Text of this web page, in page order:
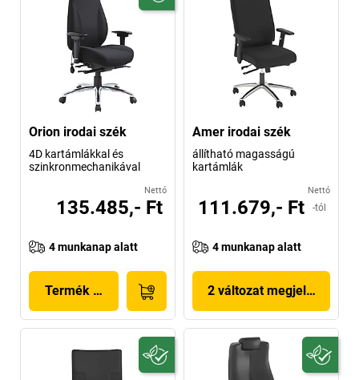
Orion irodai szék
4D kartámlákkal és
szinkronmechanikával
Nettó
135.485,- Ft
4 munkanap alatt
Termék megjelenítése
Amer irodai szék
állítható magasságú
kartámlák
Nettó
111.679,- Ft -tól
4 munkanap alatt
2 változat megjelenítése